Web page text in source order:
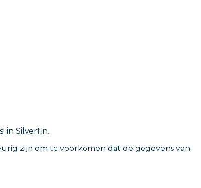
in Silverfin.
zijn om te voorkomen dat de gegevens van